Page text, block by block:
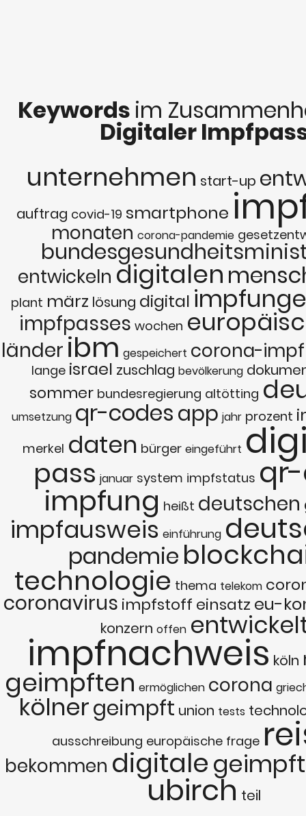
Keywords im
Digitaler
unternehmen start-up
auftrag covid-19 smartphone
monaten corona-pandemie
entwickeln digitalen
plant märz lösung digital
impfpasses wochen
länder ibm gespeichert corona-
lange israel zuschlag bevölkerung
sommer bundesregierung altötting
umsetzung qr-codesapp jahr prozent
merkel daten bürger eingeführt
pass januar system impfstatus
impfung heißt deutschen
impfausweis einführung
pandemie
technologie thema telekom
coronavirus impfstoff einsatz eu-
konzern offen
impfnachweis köln
geimpften ermöglichen corona
kölnergeimpft union tests
ausschreibung europäische frage
bekommen digitale
ubirch teil